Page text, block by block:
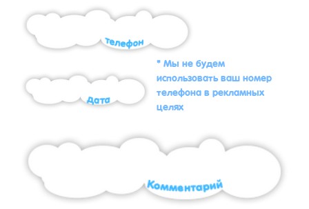
* Мы не будем
использовать ваш номер
телефона в рекламных
целях